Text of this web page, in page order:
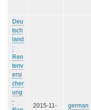
Deu
tsch
land
:
Ren
tenv
ersi
cher
ung
-
2015-11-
german